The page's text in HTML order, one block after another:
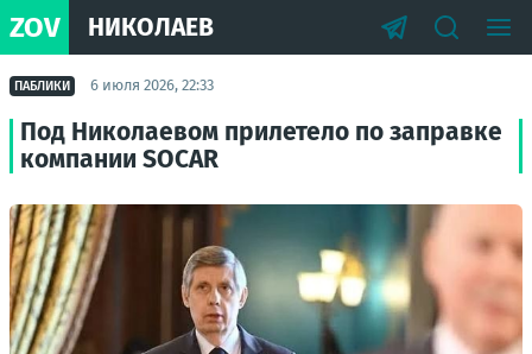
ZOV НИКОЛАЕВ
ПАБЛИКИ 6 июля 2026, 22:33
Под Николаевом прилетело по заправке
компании SOCAR